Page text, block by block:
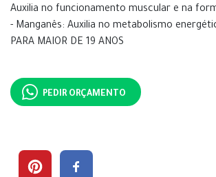
Auxilia no funcionamento muscular e na
- Manganês: Auxilia no metabolismo
PARA MAIOR DE 19 ANOS
PEDIR ORÇAMENTO